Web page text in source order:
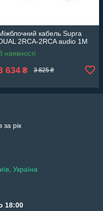
кабель Supra
2RCA-2RCA audio 1M
наявності
634 ₴ 3 825 ₴
за рік
Україна
18:00